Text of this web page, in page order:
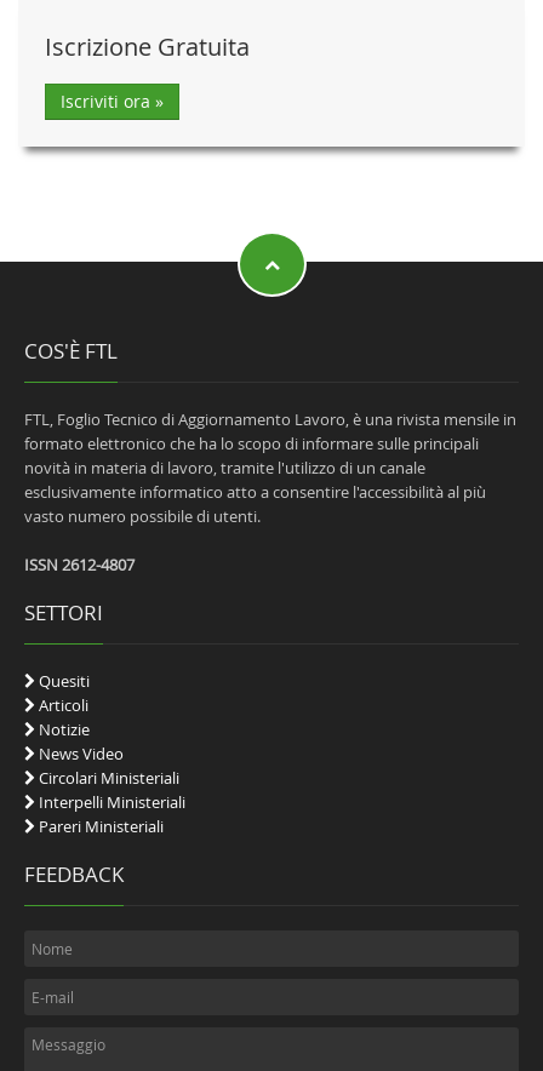
Iscrizione Gratuita
Iscriviti ora »
COS'È FTL
FTL, Foglio Tecnico di Aggiornamento Lavoro, è una rivista mensile in
formato elettronico che ha lo scopo di informare sulle principali
novità in materia di lavoro, tramite l'utilizzo di un canale
esclusivamente informatico atto a consentire l'accessibilità al più
vasto numero possibile di utenti.
ISSN 2612-4807
SETTORI
Quesiti
Articoli
Notizie
News Video
Circolari Ministeriali
Interpelli Ministeriali
Pareri Ministeriali
FEEDBACK